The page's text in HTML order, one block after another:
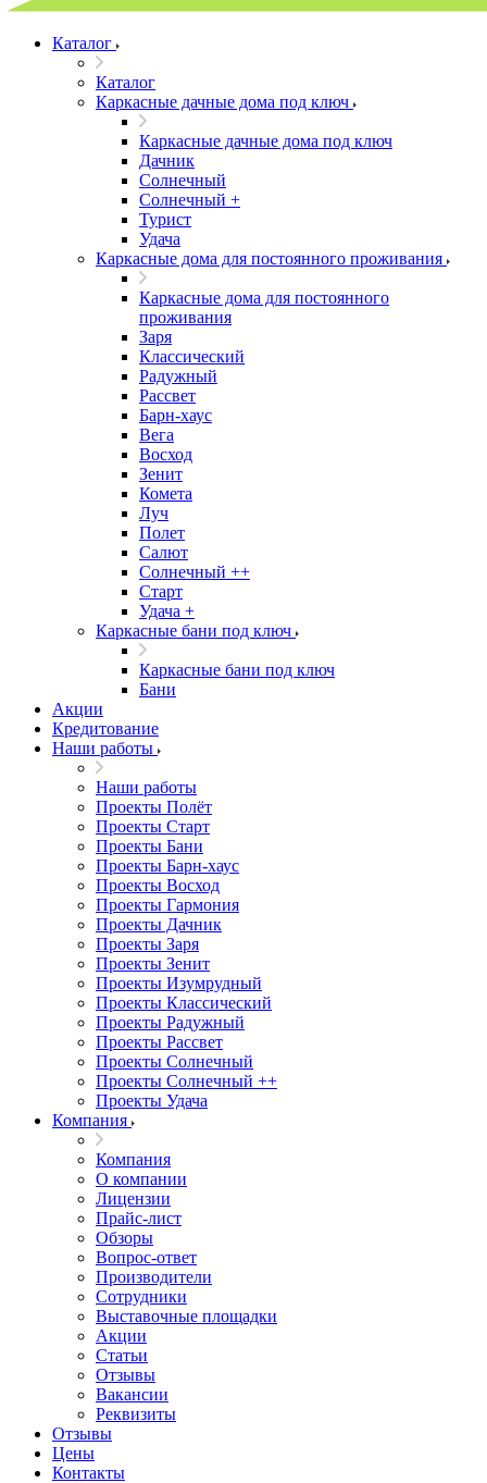
Каталог
Каталог
Каркасные дачные дома под ключ
Каркасные дачные дома под ключ
Дачник
Солнечный
Солнечный +
Турист
Удача
Каркасные дома для постоянного проживания
Каркасные дома для постоянного
проживания
Заря
Классический
Радужный
Рассвет
Барн-хаус
Вега
Восход
Зенит
Комета
Луч
Полет
Салют
Солнечный ++
Старт
Удача +
Каркасные бани под ключ
Каркасные бани под ключ
Бани
Акции
Кредитование
Наши работы
Наши работы
Проекты Полёт
Проекты Старт
Проекты Бани
Проекты Барн-хаус
Проекты Восход
Проекты Гармония
Проекты Дачник
Проекты Заря
Проекты Зенит
Проекты Изумрудный
Проекты Классический
Проекты Радужный
Проекты Рассвет
Проекты Солнечный
Проекты Солнечный ++
Проекты Удача
Компания
Компания
О компании
Лицензии
Прайс-лист
Обзоры
Вопрос-ответ
Производители
Сотрудники
Выставочные площадки
Акции
Статьи
Отзывы
Вакансии
Реквизиты
Отзывы
Цены
Контакты